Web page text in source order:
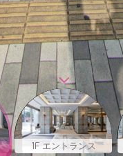
1F エントランス